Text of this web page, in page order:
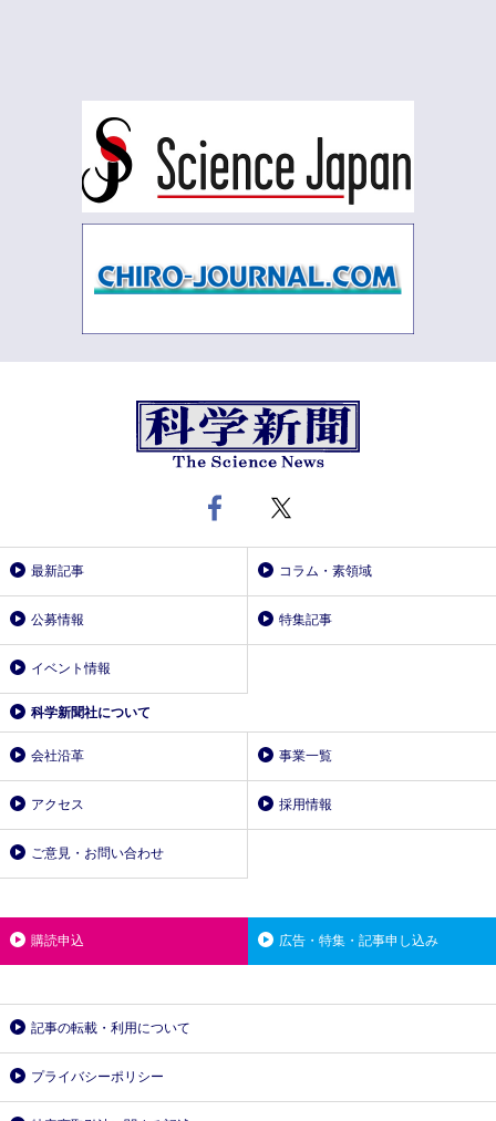
最新記事 コラム・素領域
公募情報 特集記事
イベント情報
科学新聞社について
会社沿革 事業一覧
アクセス 採用情報
ご意見・お問い合わせ
購読申込 広告・特集・記事申し込み
記事の転載・利用について
プライバシーポリシー